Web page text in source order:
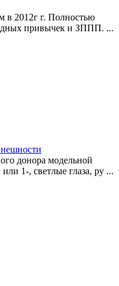
2012г г. Полностью
привычек и ЗППП. ...
донора модельной
1-, светлые глаза, ру ...